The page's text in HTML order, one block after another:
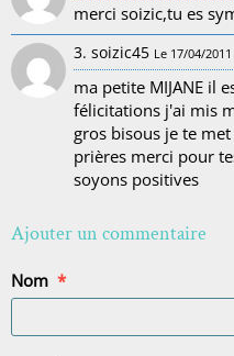
merci soizic,tu es
3. soizic45 Le 17/04/2011
ma petite MIJANE il
félicitations j'ai mis
gros bisous je te
prières merci pour
soyons positives
Ajouter un commentaire
Nom